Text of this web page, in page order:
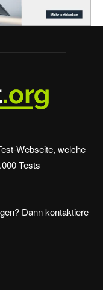
Webseite, welche
Tests
Dann kontaktiere